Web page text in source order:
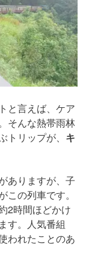
と言えば、ケア
そんな熱帯雨林
リップが、 キ
ありますが、子
の列車です。
2時間ほどかけ
す。人気番組
われたことのあ